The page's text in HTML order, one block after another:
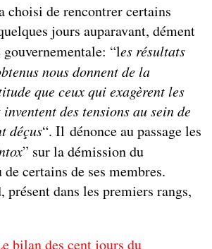
choisi de rencontrer certains
jours auparavant, dément
“les résultats
nous donnent de la
que ceux qui exagèrent les
des tensions au sein de
déçus“. Il dénonce au passage les
” sur la démission du
certains de ses membres.
présent dans les premiers rangs,
bilan des cent jours du